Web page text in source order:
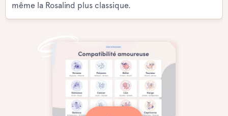
même la Rosalind plus classique.